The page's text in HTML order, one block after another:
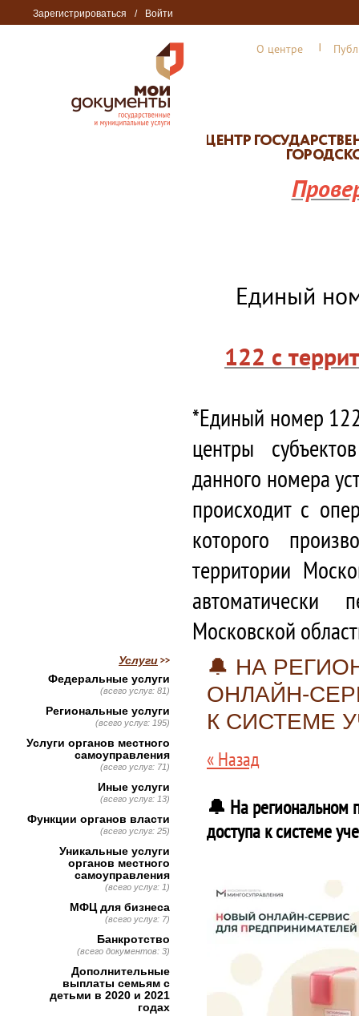
Зарегистрироваться / Войти
О центре
Единый
122 с
*Единый номер
центры
данного номера
происходит с
которого
территории
автоматически
Московской
🔔 НА
ОНЛАЙН-
К СИСТЕМЕ
« Назад
🔔 На региональном
доступа к системе
Услуги
Федеральные услуги
(всего услуг: 81)
Региональные услуги
(всего услуг: 195)
Услуги органов местного
самоуправления
(всего услуг: 71)
Иные услуги
(всего услуг: 13)
Функции органов власти
(всего услуг: 25)
Уникальные услуги
органов местного
самоуправления
(всего услуг: 1)
МФЦ для бизнеса
(всего услуг: 7)
Банкротство
(всего документов: 3)
Дополнительные
выплаты семьям с
детьми в 2020 и 2021
годах